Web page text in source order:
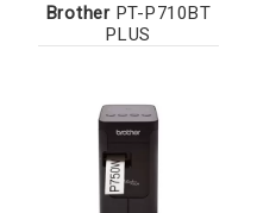
BrotherPT-P710BT
PLUS